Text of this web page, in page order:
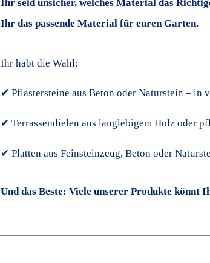
Ihr seid unsicher, welches Material das
Ihr das passende Material für euren Garten.
Ihr habt die Wahl:
✔ Pflastersteine aus Beton oder Naturstein – in
✔ Terrassendielen aus langlebigem Holz oder
✔ Platten aus Feinsteinzeug, Beton oder
Und das Beste: Viele unserer Produkte könnt